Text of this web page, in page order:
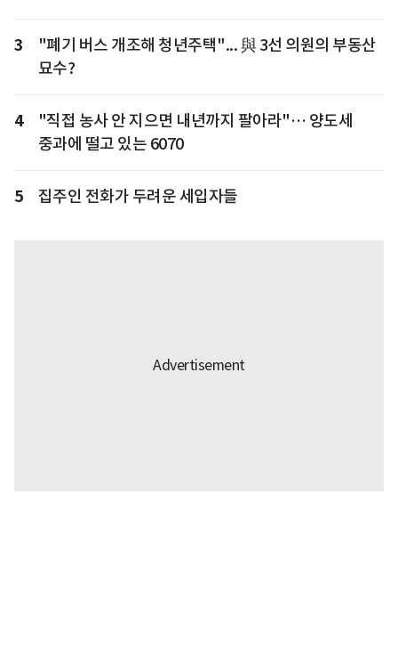
3
"폐기 버스 개조해 청년주택"... 與 3선 의원의 부동산
묘수?
4
"직접 농사 안 지으면 내년까지 팔아라"… 양도세
중과에 떨고 있는 6070
5 집주인 전화가 두려운 세입자들